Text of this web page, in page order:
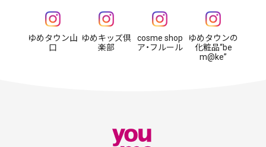
ゆめタウン山
口
ゆめキッズ倶
楽部
cosme shop
ア・フルール
ゆめタウンの
化粧品“be
m@ke”